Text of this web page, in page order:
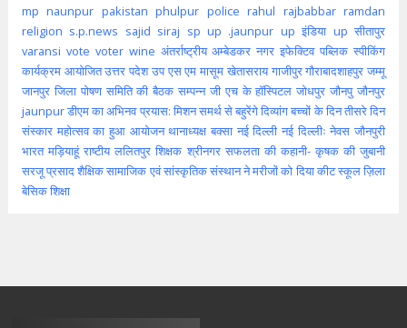
mp naunpur pakistan phulpur police rahul rajbabbar ramdan
religion s.p.news sajid siraj sp up .jaunpur up इंडिया up सीतापुर
varansi vote voter wine अंतर्राष्ट्रीय अम्बेडकर नगर इफेक्टिव पब्लिक स्पीकिंग
कार्यक्रम आयोजित उत्तर पदेश उप एस एम मासूम खेतासराय गाजीपुर गौराबादशाहपुर जम्मू
जानपुर जिला पोषण समिति की बैठक सम्पन्न जी एच के हॉस्पिटल जोधपुर जौनपु जौनपुर
jaunpurडीएम का अभिनव प्रयास: मिशन समर्थ से बहुरेंगे दिव्यांग बच्चों के दिनतीसरे दिन
संस्कार महोत्सव का हुआ आयोजन थानाध्यक्ष बक्सा नई दिल्ली नई दिल्लीः नेवस जौनपुरी
भारत मड़ियाहूं राष्टीय ललितपुर शिक्षक श्रीनगर सफलता की कहानी- कृषक की जुबानी
सरजू प्रसाद शैक्षिकसामाजिक एवं सांस्कृतिक संस्थान ने मरीजों को दिया कीटस्कूलज़िला
बेसिक शिक्षा